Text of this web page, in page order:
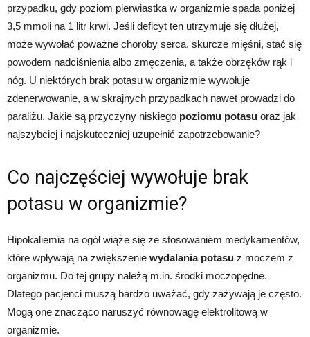
przypadku, gdy poziom pierwiastka w organizmie spada poniżej
3,5 mmoli na 1 litr krwi. Jeśli deficyt ten utrzymuje się dłużej,
może wywołać poważne choroby serca, skurcze mięśni, stać się
powodem nadciśnienia albo zmęczenia, a także obrzęków rąk i
nóg. U niektórych brak potasu w organizmie wywołuje
zdenerwowanie, a w skrajnych przypadkach nawet prowadzi do
paraliżu. Jakie są przyczyny niskiego poziomu potasu oraz jak
najszybciej i najskuteczniej uzupełnić zapotrzebowanie?
Co najczęściej wywołuje brak
potasu w organizmie?
Hipokaliemia na ogół wiąże się ze stosowaniem medykamentów,
które wpływają na zwiększenie wydalania potasu z moczem z
organizmu. Do tej grupy należą m.in. środki moczopędne.
Dlatego pacjenci muszą bardzo uważać, gdy zażywają je często.
Mogą one znacząco naruszyć równowagę elektrolitową w
organizmie.